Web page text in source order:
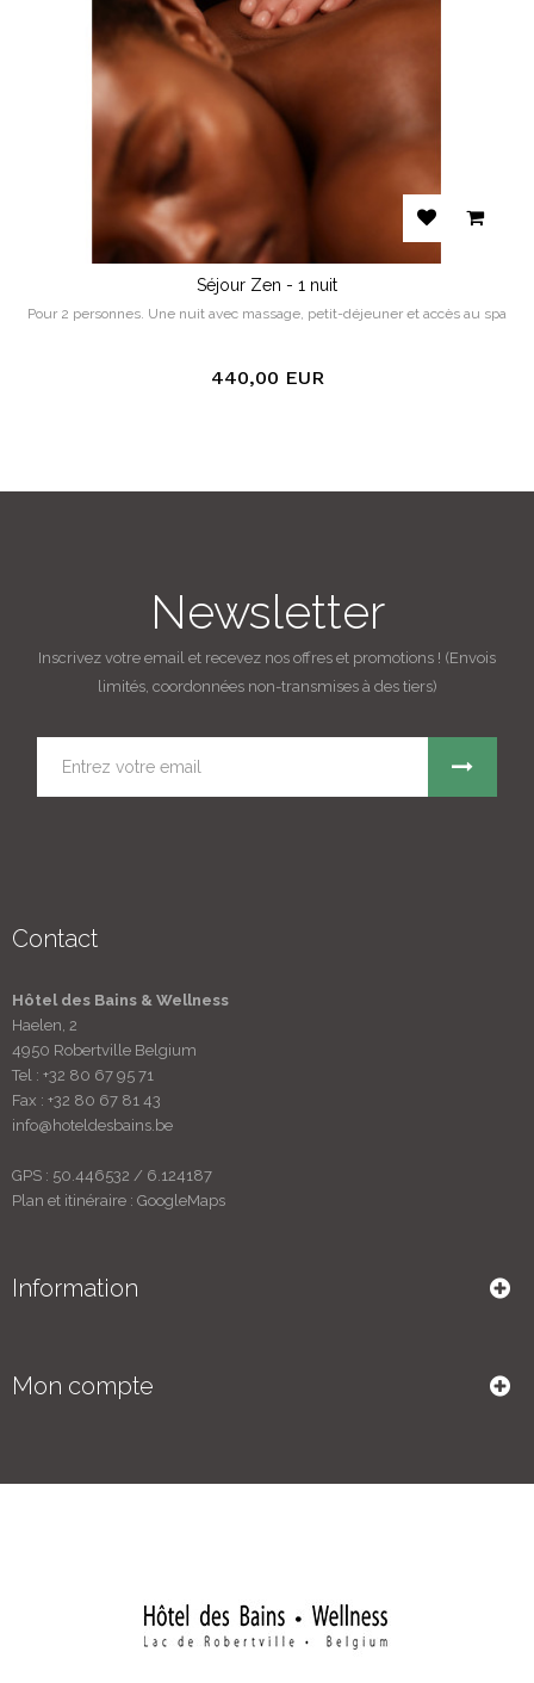
Séjour Zen - 1 nuit
Pour 2 personnes. Une nuit avec massage, petit-déjeuner et accès au spa
440,00 EUR
Newsletter
Inscrivez votre email et recevez nos offres et promotions ! (Envois
limités, coordonnées non-transmises à des tiers)
Contact
Hôtel des Bains & Wellness
Haelen, 2
4950 Robertville Belgium
Tel : +32 80 67 95 71
Fax : +32 80 67 81 43
info@hoteldesbains.be
GPS : 50.446532 / 6.124187
Plan et itinéraire : GoogleMaps
Information
Mon compte